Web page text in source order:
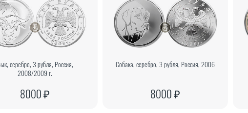
серебро, 3 рубля, Россия,
2008/2009 г.
8000 ₽
Собака, серебро, 3 рубля, Россия, 2006
8000 ₽